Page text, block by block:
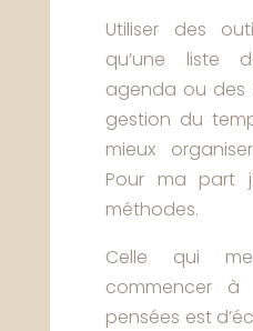
Utiliser des
qu’une liste
agenda ou des
gestion du
mieux
Pour ma part
méthodes.
Celle qui
commencer à
pensées est